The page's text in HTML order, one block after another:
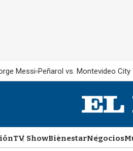
Messi Peñarol vs. Montevideo City
TV ShowBienestarNegocios